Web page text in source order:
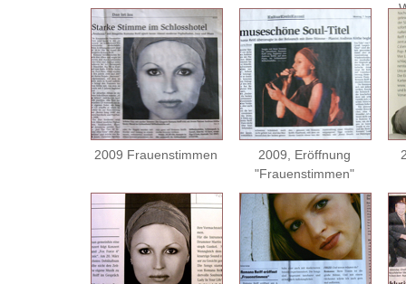
2009 Frauenstimmen
2009, Eröffnung
"Frauenstimmen"